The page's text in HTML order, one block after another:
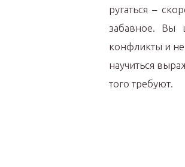
ругаться –
забавное. Вы
конфликты и
научиться
того требуют.